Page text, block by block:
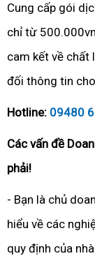
Cung cấp gói
chỉ từ
cam kết về chất
đối thông tin
Hotline: 09480
Các vấn đề
phải!
- Bạn là chủ
hiểu về các
quy định của